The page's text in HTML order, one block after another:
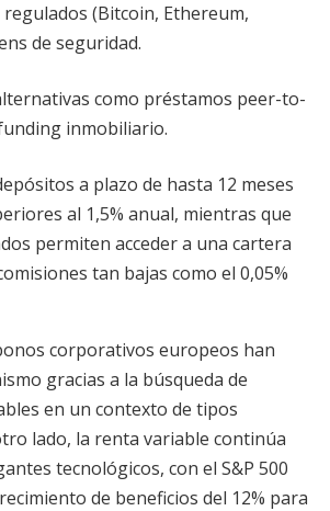
(Bitcoin, Ethereum,
de seguridad.
como préstamos peer-to-
inmobiliario.
a plazo de hasta 12 meses
al 1,5% anual, mientras que
permiten acceder a una cartera
tan bajas como el 0,05%
corporativos europeos han
gracias a la búsqueda de
en un contexto de tipos
lado, la renta variable continúa
tecnológicos, con el S&P 500
de beneficios del 12% para